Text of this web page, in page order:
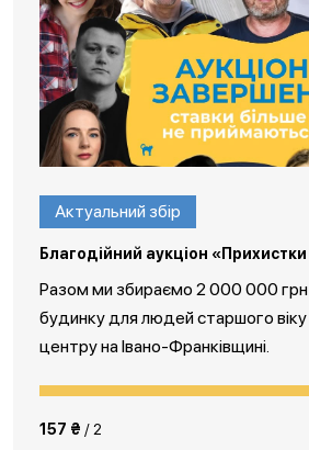
Актуальний збір
Благодійний аукціон
Разом ми збираємо 2 000 000
будинку для людей старшого
центру на Івано-Франківщині.
157 ₴ / 2